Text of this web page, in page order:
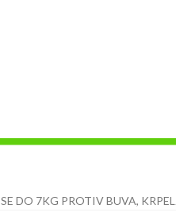
DO 7KG PROTIV BUVA,